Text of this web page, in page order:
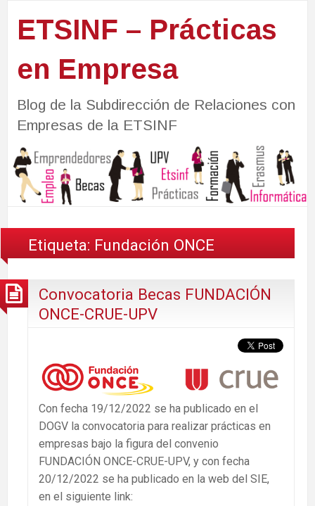
ETSINF – Prácticas
en Empresa
Blog de la Subdirección de Relaciones con
Empresas de la ETSINF
Etiqueta: Fundación ONCE
Convocatoria Becas FUNDACIÓN
ONCE-CRUE-UPV
Con fecha 19/12/2022 se ha publicado en el
DOGV la convocatoria para realizar prácticas en
empresas bajo la figura del convenio
FUNDACIÓN ONCE-CRUE-UPV, y con fecha
20/12/2022 se ha publicado en la web del SIE,
en el siguiente link: